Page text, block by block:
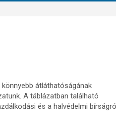
átláthatóságának
A táblázatban található
és a halvédelmi